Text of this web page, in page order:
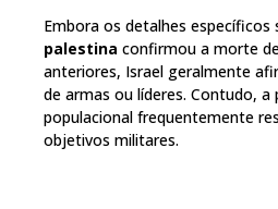
Embora os detalhes específicos
palestina confirmou a morte
anteriores, Israel geralmente
de armas ou líderes. Contudo, a
populacional frequentemente
objetivos militares.